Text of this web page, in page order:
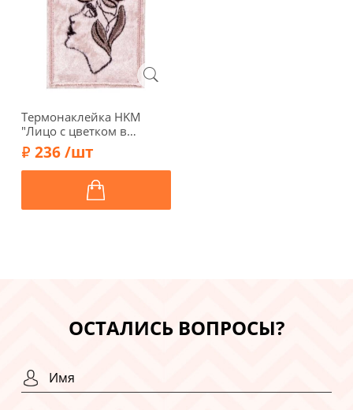
Термонаклейка HKM
"Лицо с цветком в
прямоугольнике", 4,8 х
6,5 см, цвет розовый,
43034
236 /шт
ОСТАЛИСЬ ВОПРОСЫ?